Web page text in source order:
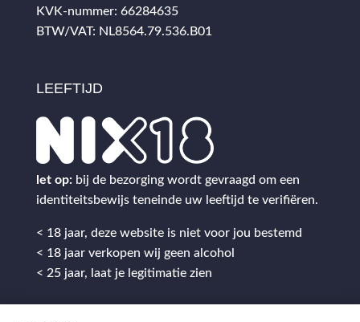
KVK-nummer: 66284635
BTW/VAT: NL8564.79.536.B01
LEEFTIJD
let op: bij de bezorging wordt gevraagd om een
identiteitsbewijs teneinde uw leeftijd te verifiëren.
< 18 jaar, deze website is niet voor jou bestemd
< 18 jaar verkopen wij geen alcohol
< 25 jaar, laat je legitimatie zien